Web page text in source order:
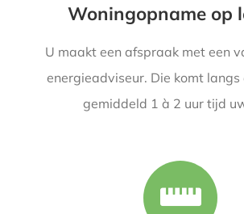
Woningopname op
U maakt een afspraak met een
energieadviseur. Die komt langs
gemiddeld 1 à 2 uur tijd